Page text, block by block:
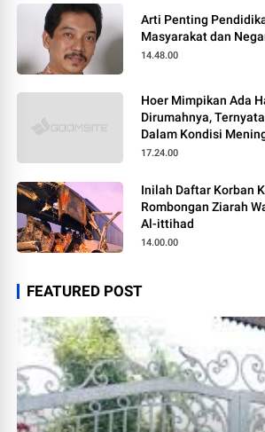
Arti Penting Pendidikan Bagi
Masyarakat dan
14.48.00
Hoer Mimpikan Ada
Dirumahnya,
Dalam Kondisi
17.24.00
Inilah Daftar Korban
Rombongan Ziarah
Al-ittihad
14.00.00
FEATURED POST